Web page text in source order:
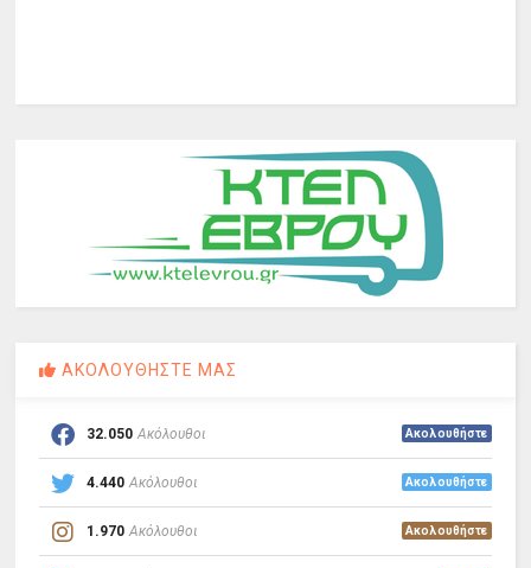
ΑΚΟΛΟΥΘΗΣΤΕ ΜΑΣ
32.050 Ακόλουθοι Ακολουθήστε
4.440 Ακόλουθοι Ακολουθήστε
1.970 Ακόλουθοι Ακολουθήστε